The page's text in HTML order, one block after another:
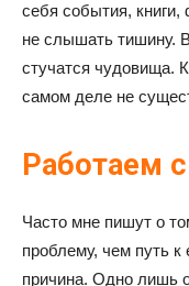
себя события,
не слышать тишину.
стучатся чудовища.
самом деле не
Работаем
Часто мне пишут о
проблему, чем путь
причина. Одно лишь